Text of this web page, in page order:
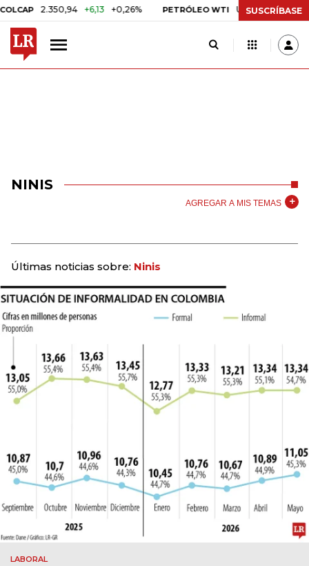
2.350,94 +6,13 +0,26% PETRÓLEO WTI US$ 78,01 US$ 2,92
SUSCRÍBASE
NINIS
AGREGAR A MIS TEMAS
Últimas noticias sobre: Ninis
LABORAL